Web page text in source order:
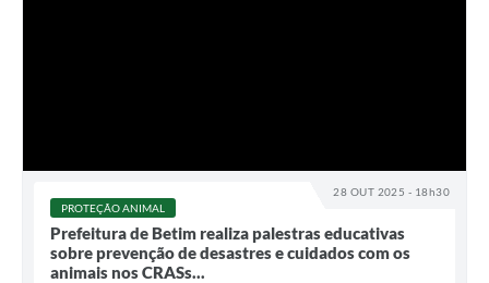
28 OUT 2025 - 18h30
PROTEÇÃO ANIMAL
Prefeitura de Betim realiza palestras educativas
sobre prevenção de desastres e cuidados com os
animais nos CRASs...